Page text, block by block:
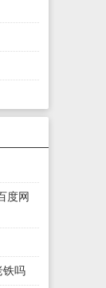
度网
铁吗